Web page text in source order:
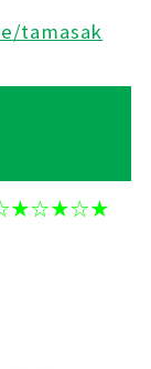
tamasak